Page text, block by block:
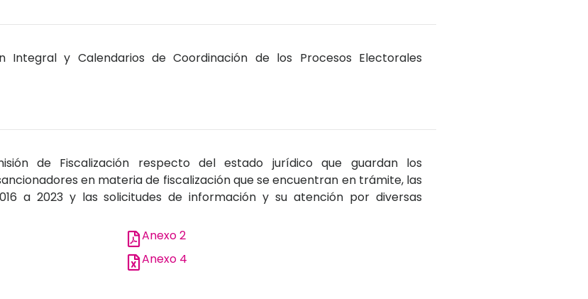
Integral y Calendarios de Coordinación de los Procesos Electorales
de Fiscalización respecto del estado jurídico que guardan los
en materia de fiscalización que se encuentran en trámite, las
a 2023 y las solicitudes de información y su atención por diversas
Anexo 2
Anexo 4